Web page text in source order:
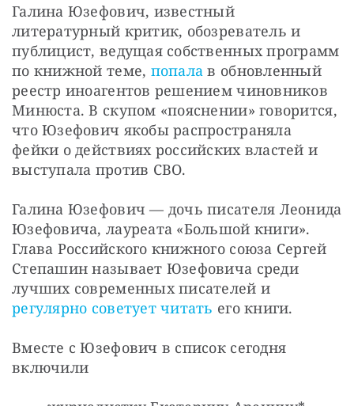
Галина Юзефович, известный
литературный критик, обозреватель и
публицист, ведущая собственных программ
по книжной теме, попала в обновленный
реестр иноагентов решением чиновников
Минюста. В скупом «пояснении» говорится,
что Юзефович якобы распространяла
фейки о действиях российских властей и
выступала против СВО.
Галина Юзефович — дочь писателя Леонида
Юзефовича, лауреата «Большой книги».
Глава Российского книжного союза Сергей
Степашин называет Юзефовича среди
регулярно советует читать его книги.
Вместе с Юзефович в список сегодня
включили